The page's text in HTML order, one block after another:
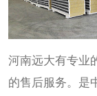
河南远大有专业
的售后服务。是